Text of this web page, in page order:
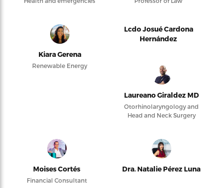
Kiara Gerena
Renewable Energy
Lcdo Josué Cardona
Hernández
Laureano Giraldez MD
Otorhinolaryngology and
Head and Neck Surgery
Moises Cortés
Financial Consultant
Dra. Natalie Pérez Luna